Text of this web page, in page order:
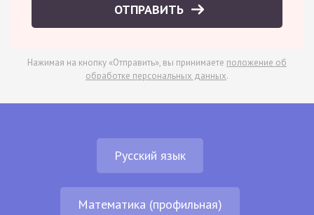
ОТПРАВИТЬ
Нажимая на кнопку «Отправить», вы принимаете положение об
обработке персональных данных.
Русский язык
Математика (профильная)